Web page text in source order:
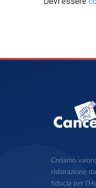
Creiamo
ristorazione
fiducia per